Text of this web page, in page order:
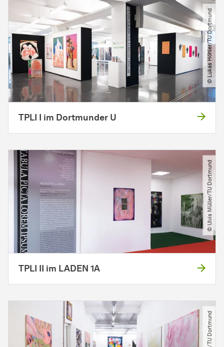
© Lukas Höhler​/​TU Dortmund
TPLI I im Dortmunder U
© Ulvis Müller​/​TU Dortmund
TPLI II im LADEN 1A